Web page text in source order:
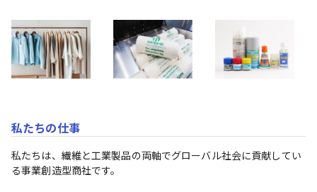
私たちの仕事
私たちは、繊維と工業製品の両軸でグローバル社会に貢献してい
る事業創造型商社です。